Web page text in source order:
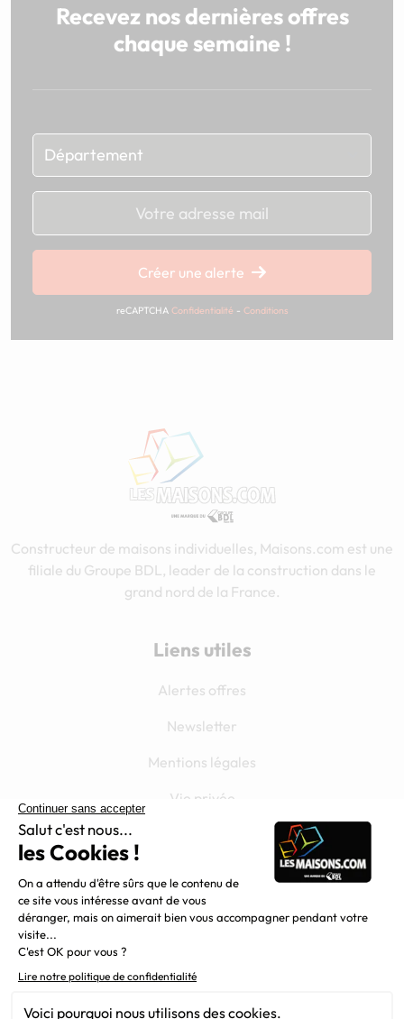
Recevez nos dernières offres
chaque semaine !
Chargement...
Créer une alerte
reCAPTCHA Confidentialité - Conditions
Constructeur de maisons individuelles, Maisons.com est une
filiale du Groupe BDL, leader de la construction dans le
grand nord de la France.
Liens utiles
Alertes offres
Newsletter
Mentions légales
Vie privée
Filiales
Chargement...